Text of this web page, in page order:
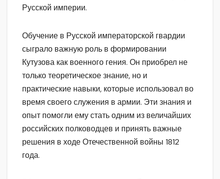
Русской империи.
Обучение в Русской императорской гвардии
сыграло важную роль в формировании
Кутузова как военного гения. Он приобрел не
только теоретическое знание, но и
практические навыки, которые использовал во
время своего служения в армии. Эти знания и
опыт помогли ему стать одним из величайших
российских полководцев и принять важные
решения в ходе Отечественной войны 1812
года.